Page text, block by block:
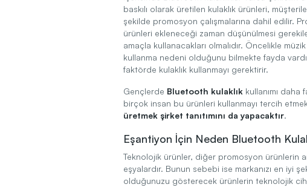
baskılı olarak üretilen kulaklık ürünleri,
şekilde promosyon çalışmalarına dahil edilir.
ürünleri ekleneceği zaman düşünülmesi
amaçla kullanacakları olmalıdır. Öncelikle
kullanma nedeni olduğunu bilmekte fayda
faktörde kulaklık kullanmayı gerektirir.
Gençlerde Bluetooth kulaklık kullanımı
birçok insan bu ürünleri kullanmayı tercih
üretmek şirket tanıtımını da yapacaktır.
Eşantiyon İçin Neden Bluetooth
Teknolojik ürünler, diğer promosyon ürünlerin
eşyalardır. Bunun sebebi ise markanızı en iyi
olduğunuzu gösterecek ürünlerin teknolojik